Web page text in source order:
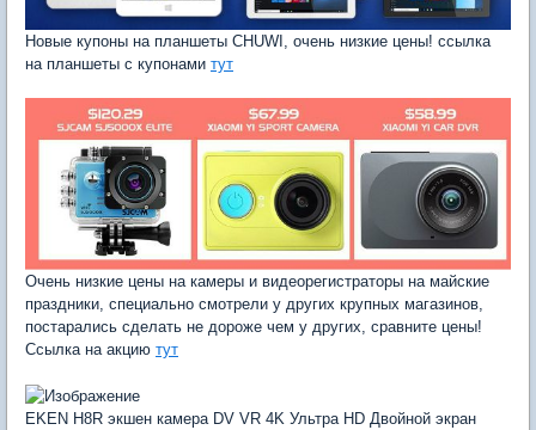
Новые купоны на планшеты CHUWI, очень низкие цены! ссылка
на планшеты с купонами тут
Очень низкие цены на камеры и видеорегистраторы на майские
праздники, специально смотрели у других крупных магазинов,
постарались сделать не дороже чем у других, сравните цены!
Ссылка на акцию тут
EKEN H8R экшен камера DV VR 4K Ультра HD Двойной экран